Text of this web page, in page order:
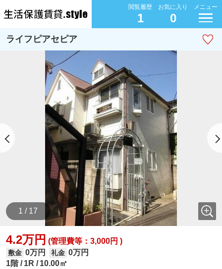
閲覧履歴
1
お気に入り
0
メニュー
ライフピアセピア
1 / 17
4.2万円 (管理費等：3,000円 )
敷金 0万円 礼金 0万円
1階
1R 10.00㎡